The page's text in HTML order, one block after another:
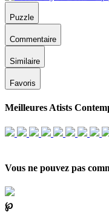
Puzzle
Commentaire
Similaire
Favoris
Meilleures Atists
Vous ne pouvez pas
℘